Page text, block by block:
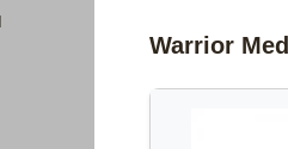
Warrior